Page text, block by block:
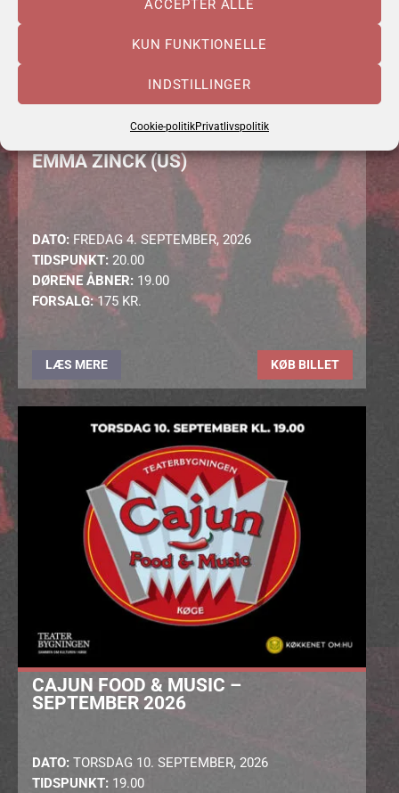
ACCEPTÉR ALLE
KUN FUNKTIONELLE
INDSTILLINGER
Cookie-politikPrivatlivspolitik
EMMA ZINCK (US)
DATO: FREDAG 4. SEPTEMBER, 2026
TIDSPUNKT: 20.00
DØRENE ÅBNER: 19.00
FORSALG:175 KR.
LÆS MERE KØB BILLET
CAJUN FOOD & MUSIC –
SEPTEMBER 2026
DATO: TORSDAG 10. SEPTEMBER, 2026
TIDSPUNKT: 19.00